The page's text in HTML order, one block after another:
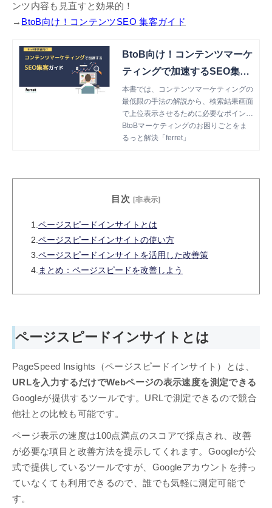
ンツ内容も見直すと効果的！
→ BtoB向け！コンテンツSEO 集客ガイド
BtoB向け！コンテンツマーケ
ティングで加速するSEO集客
ガイド
本書では、コンテンツマーケティングの
最低限の手法の解説から、検索結果画面
で上位表示させるために必要なポイント
を解説します。
BtoBマーケティングのお困りごとをま
るっと解決「ferret」
目次 [非表示]
1. ページスピードインサイトとは
2. ページスピードインサイトの使い方
3. ページスピードインサイトを活用した改善策
4. まとめ：ページスピードを改善しよう
ページスピードインサイトとは
PageSpeed Insights（ページスピードインサイト）とは、
URLを入力するだけでWebページの表示速度を測定できる
Googleが提供するツールです。URLで測定できるので競合
他社との比較も可能です。
ページ表示の速度は100点満点のスコアで採点され、改善
が必要な項目と改善方法を提示してくれます。Googleが公
式で提供しているツールですが、Googleアカウントを持っ
ていなくても利用できるので、誰でも気軽に測定可能で
す。